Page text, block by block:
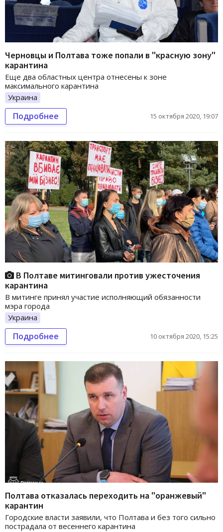
Черновцы и Полтава тоже попали в "красную зону"
карантина
Еще два областных центра отнесены к зоне
максимального карантина
Украина
Подробнее 15 октября 2020, 19:07
В Полтаве митинговали против ужесточения
карантина
В митинге принял участие исполняющий обязанности
мэра города
Украина
Подробнее 10 октября 2020, 15:25
Полтава отказалась переходить на "оранжевый"
карантин
Городские власти заявили, что Полтава и без того сильно
пострадала от весеннего карантина